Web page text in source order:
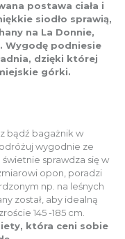
postawa ciała i
siodło sprawią,
na La Donnie,
Wygodę podniesie
dzięki której
górki.
bądź bagażnik w
wygodnie ze
sprawdza się w
opon, poradzi
np. na leśnych
został, aby idealną
145 -185 cm.
która ceni sobie